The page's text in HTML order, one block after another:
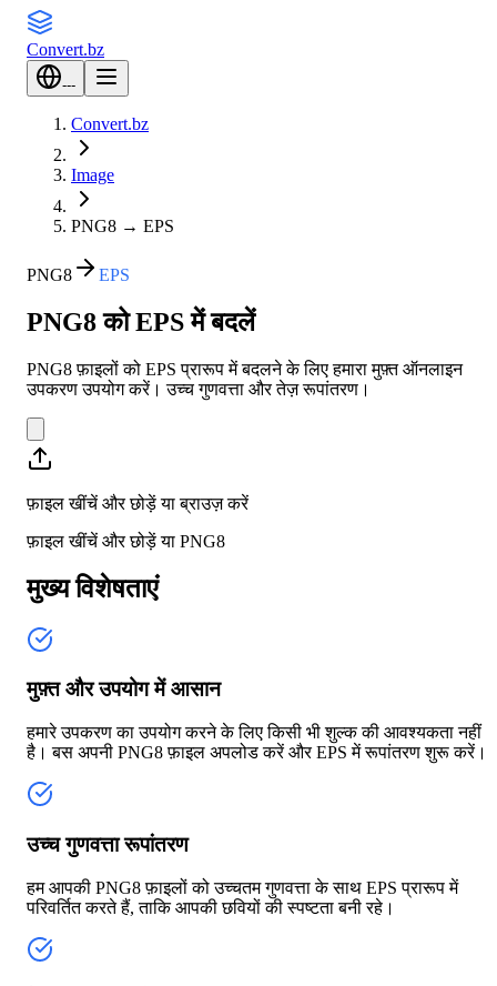
Convert.bz
---
Convert.bz
Image
PNG8 → EPS
PNG8 EPS
PNG8 को EPS में बदलें
PNG8 फ़ाइलों को EPS प्रारूप में बदलने के लिए हमारा मुफ़्त ऑनलाइन
उपकरण उपयोग करें। उच्च गुणवत्ता और तेज़ रूपांतरण।
फ़ाइल खींचें और छोड़ें या ब्राउज़ करें
फ़ाइल खींचें और छोड़ें या PNG8
मुख्य विशेषताएं
मुफ़्त और उपयोग में आसान
हमारे उपकरण का उपयोग करने के लिए किसी भी शुल्क की आवश्यकता नहीं
है। बस अपनी PNG8 फ़ाइल अपलोड करें और EPS में रूपांतरण शुरू करें।
उच्च गुणवत्ता रूपांतरण
हम आपकी PNG8 फ़ाइलों को उच्चतम गुणवत्ता के साथ EPS प्रारूप में
परिवर्तित करते हैं, ताकि आपकी छवियों की स्पष्टता बनी रहे।